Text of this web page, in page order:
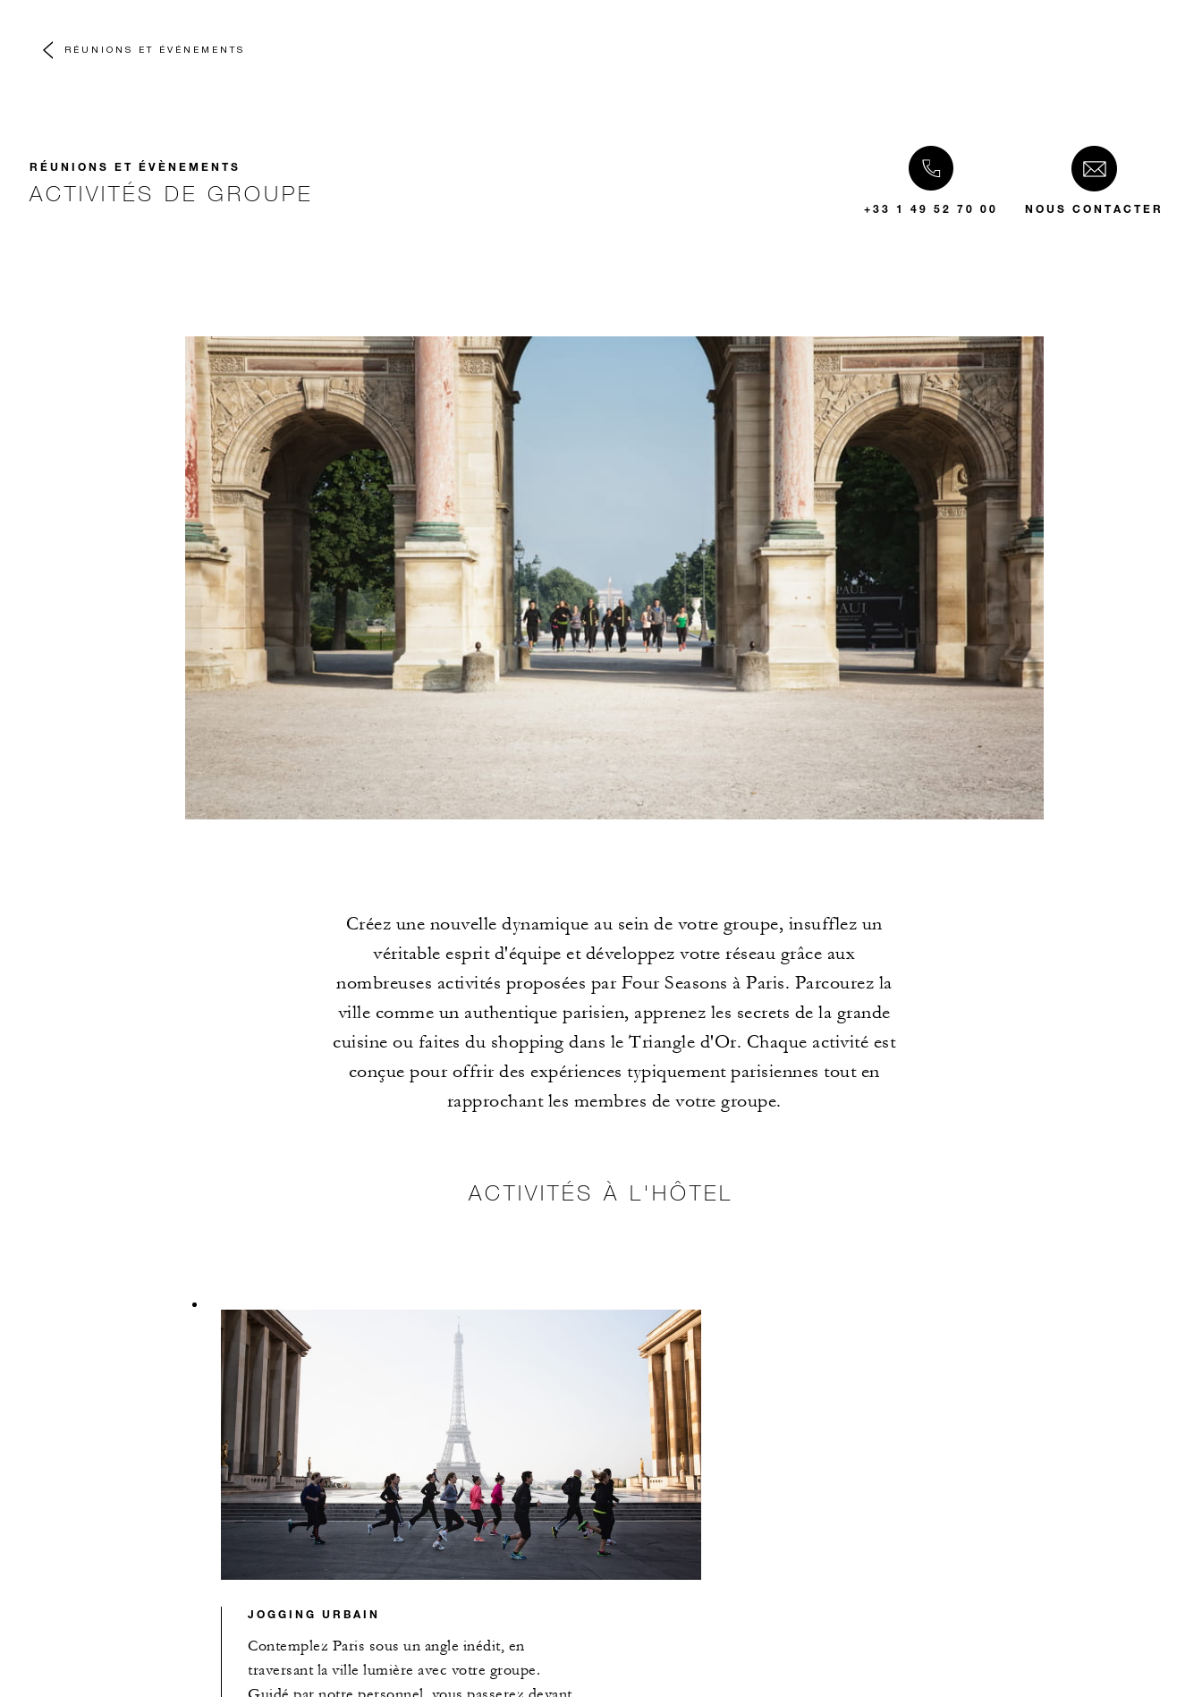
RÉUNIONS ET ÉVÉNEMENTS
RÉUNIONS ET ÉVÈNEMENTS
ACTIVITÉS DE GROUPE
+33 1 49 52 70 00 NOUS CONTACTER
Créez une nouvelle dynamique au sein de votre groupe, insufflez un
véritable esprit d'équipe et développez votre réseau grâce aux
nombreuses activités proposées par Four Seasons à Paris. Parcourez la
ville comme un authentique parisien, apprenez les secrets de la grande
cuisine ou faites du shopping dans le Triangle d'Or. Chaque activité est
conçue pour offrir des expériences typiquement parisiennes tout en
rapprochant les membres de votre groupe.
ACTIVITÉS À L'HÔTEL
JOGGING URBAIN
Contemplez Paris sous un angle inédit, en
traversant la ville lumière avec votre groupe.